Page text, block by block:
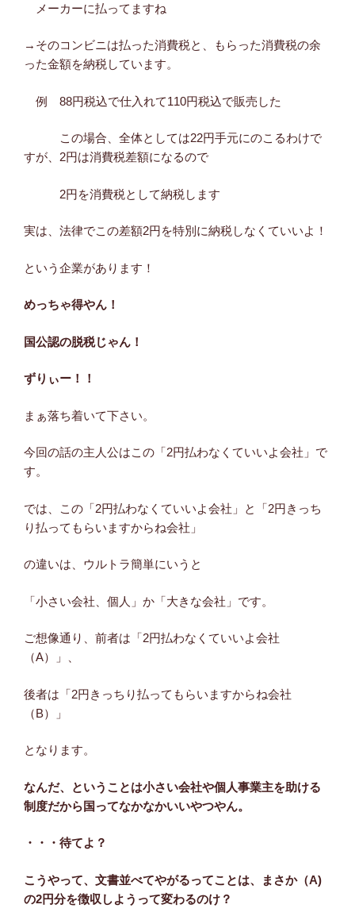
メーカーに払ってますね
→そのコンビニは払った消費税と、もらった消費税の余
った金額を納税しています。
例 88円税込で仕入れて110円税込で販売した
この場合、全体としては22円手元にのこるわけで
すが、2円は消費税差額になるので
2円を消費税として納税します
実は、法律でこの差額2円を特別に納税しなくていいよ！
という企業があります！
めっちゃ得やん！
国公認の脱税じゃん！
ずりぃー！！
まぁ落ち着いて下さい。
今回の話の主人公はこの「2円払わなくていいよ会社」で
す。
では、この「2円払わなくていいよ会社」と「2円きっち
り払ってもらいますからね会社」
の違いは、ウルトラ簡単にいうと
「小さい会社、個人」か「大きな会社」です。
ご想像通り、前者は「2円払わなくていいよ会社
（A）」、
後者は「2円きっちり払ってもらいますからね会社
（B）」
となります。
なんだ、ということは小さい会社や個人事業主を助ける
制度だから国ってなかなかいいやつやん。
・・・待てよ？
こうやって、文書並べてやがるってことは、まさか（A)
の2円分を徴収しようって変わるのけ？